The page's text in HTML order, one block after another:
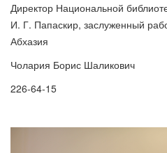
Директор Национальной
И. Г. Папаскир, заслуженный
Абхазия
Чолария Борис Шаликович
226-64-15